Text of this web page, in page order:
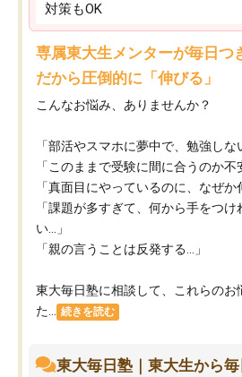
対策もOK
専属東大生メンターが毎日つ
だから圧倒的に「伸びる」
こんなお悩み、ありませんか？
「部活やスマホに夢中で、勉強しな
「このままで受験に間に合うのか不
「真面目にやっているのに、なぜか
「課題が多すぎて、何から手をつ
い…」
「親の言うことは反発する…」
東大毎日塾に相談して、これらのお
た...
続きを読む
東大毎日塾｜東大生から